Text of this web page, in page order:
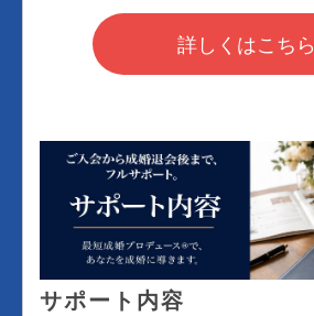
詳しくはこちら
サポート内容